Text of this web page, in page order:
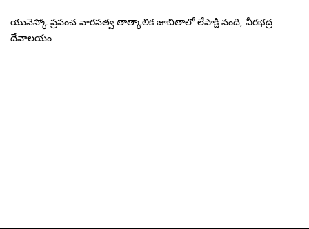
యునెస్కో ప్రపంచ వారసత్వ తాత్కాలిక జాబితాలో లేపాక్షి నంది, వీరభద్ర
దేవాలయం